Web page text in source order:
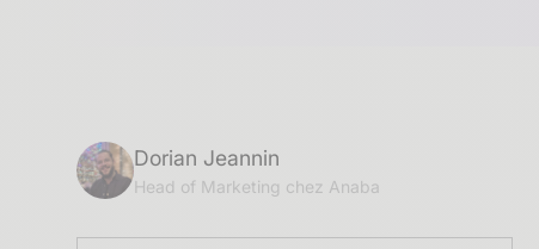
Dorian Jeannin
Head of Marketing chez Anaba